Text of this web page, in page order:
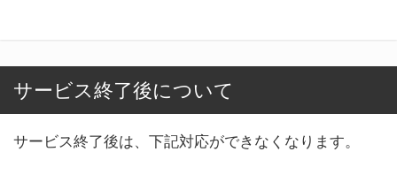
サービス終了後について
サービス終了後は、下記対応ができなくなります。